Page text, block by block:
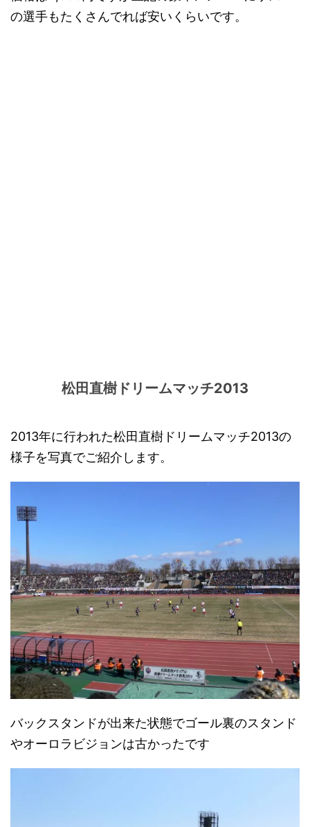
の選手もたくさんでれば安いくらいです。
松田直樹ドリームマッチ2013
2013年に行われた松田直樹ドリームマッチ2013の
様子を写真でご紹介します。
バックスタンドが出来た状態でゴール裏のスタンド
やオーロラビジョンは古かったです